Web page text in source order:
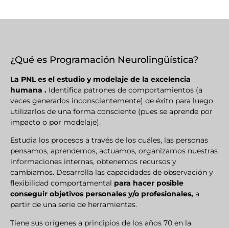
¿Qué es Programación Neurolingüística?
La PNL es el estudio y modelaje de la excelencia
humana . Identifica patrones de comportamientos (a
veces generados inconscientemente) de éxito para luego
utilizarlos de una forma consciente (pues se aprende por
impacto o por modelaje).
Estudia los procesos a través de los cuáles, las personas
pensamos, aprendemos, actuamos, organizamos nuestras
informaciones internas, obtenemos recursos y
cambiamos. Desarrolla las capacidades de observación y
flexibilidad comportamental para hacer posible
conseguir objetivos personales y/o profesionales, a
partir de una serie de herramientas.
Tiene sus orígenes a principios de los años 70 en la